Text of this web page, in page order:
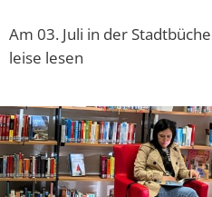
Am 03. Juli in der
leise lesen